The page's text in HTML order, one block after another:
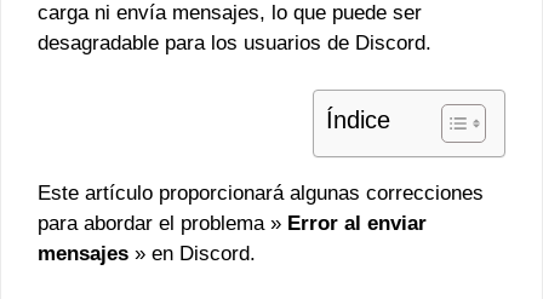
carga ni envía mensajes, lo que puede ser
desagradable para los usuarios de Discord.
Índice
Este artículo proporcionará algunas correcciones
para abordar el problema » Error al enviar
mensajes » en Discord.